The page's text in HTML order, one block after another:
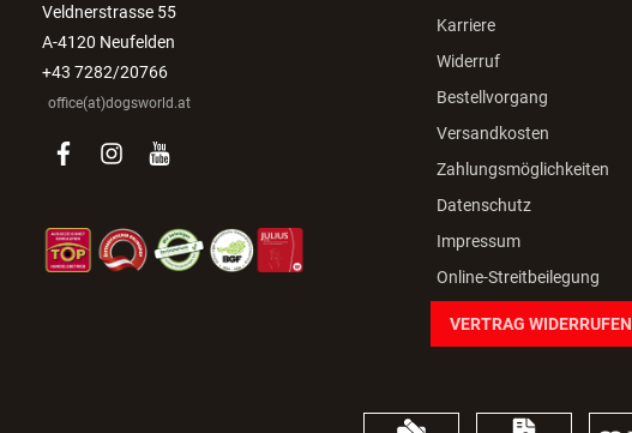
Veldnerstrasse 55
A-4120 Neufelden
+43 7282/20766
office(at)dogsworld.at
facebook
instagram
youtube
Karriere
Widerruf
Bestellvorgang
Versandkosten
Zahlungsmöglichkeiten
Datenschutz
Impressum
Online-Streitbeilegung
VERTRAG WIDERRUFEN